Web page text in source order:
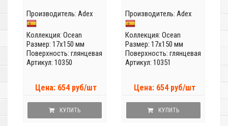
Производитель: Adex
Коллекция: Ocean
Размер: 17x150 мм
Поверхность: глянцевая
Артикул: 10350
Цена: 654 руб/шт
КУПИТЬ
Производитель: Adex
Коллекция: Ocean
Размер: 17x150 мм
Поверхность: глянцевая
Артикул: 10351
Цена: 654 руб/шт
КУПИТЬ